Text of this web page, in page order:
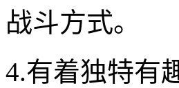
战斗方式。
4.有着独特有